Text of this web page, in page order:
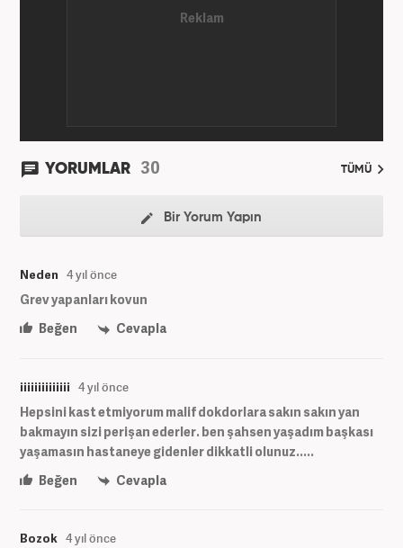
YORUMLAR 30 TÜMÜ
Bir Yorum Yapın
Neden 4 yıl önce
Grev yapanları kovun
Beğen
Cevapla
iiiiiiiiiiiiii 4 yıl önce
Hepsini kast etmiyorum malif dokdorlara sakın sakın yan
bakmayın sizi perişan ederler. ben şahsen yaşadım başkası
yaşamasın hastaneye gidenler dikkatli olunuz.....
Beğen
Cevapla
Bozok 4 yıl önce